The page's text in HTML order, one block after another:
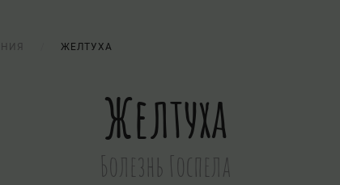
ЖЕЛТУХА
Желтуха
Болезнь Госпела